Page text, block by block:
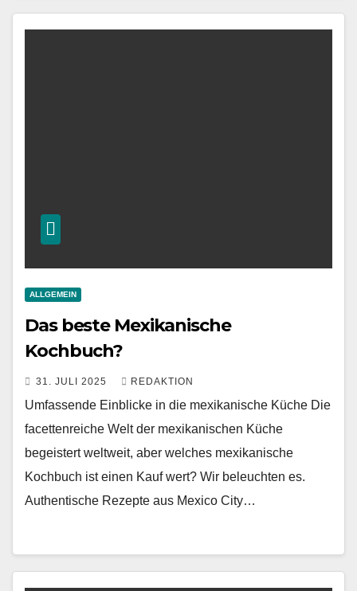
ALLGEMEIN
Das beste Mexikanische
Kochbuch?
31. JULI 2025 REDAKTION
Umfassende Einblicke in die mexikanische Küche Die
facettenreiche Welt der mexikanischen Küche
begeistert weltweit, aber welches mexikanische
Kochbuch ist einen Kauf wert? Wir beleuchten es.
Authentische Rezepte aus Mexico City…